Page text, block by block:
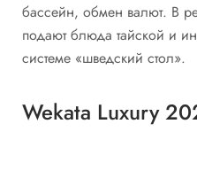
бассейн, обмен валют. В
подают блюда тайской и
системе «шведский стол».
Wekata Luxury